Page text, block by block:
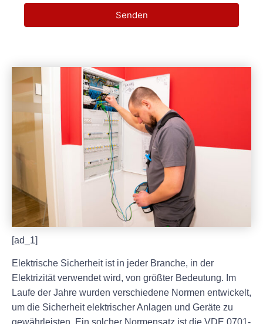
Senden
[ad_1]
Elektrische Sicherheit ist in jeder Branche, in der
Elektrizität verwendet wird, von größter Bedeutung. Im
Laufe der Jahre wurden verschiedene Normen entwickelt,
um die Sicherheit elektrischer Anlagen und Geräte zu